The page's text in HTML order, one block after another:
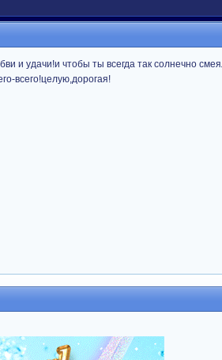
и удачи!и чтобы ты всегда так солнечно
всего!целую,дорогая!